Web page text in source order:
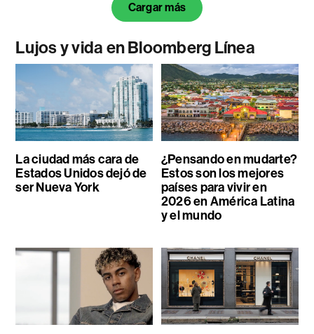
Cargar más
Lujos y vida en Bloomberg Línea
La ciudad más cara de
Estados Unidos dejó de
ser Nueva York
¿Pensando en mudarte?
Estos son los mejores
países para vivir en
2026 en América Latina
y el mundo